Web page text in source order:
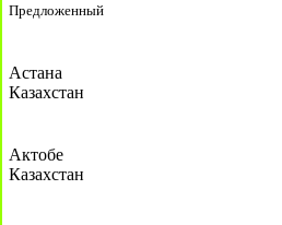
Предложенный
Астана
Казахстан
Актобе
Казахстан